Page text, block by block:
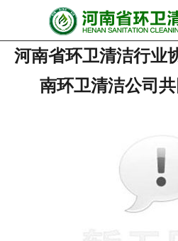
河南省环卫清洁行业
南环卫清洁公司